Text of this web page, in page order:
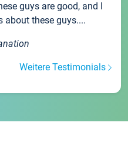
guys are good, and I
about these guys....
Weitere Testimonials